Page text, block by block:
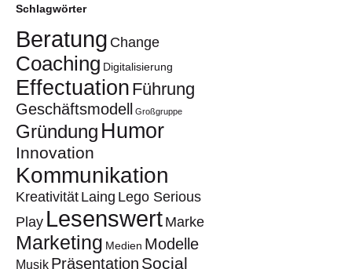
Schlagwörter
Beratung Change
Coaching Digitalisierung
Effectuation Führung
Geschäftsmodell Großgruppe
Gründung Humor
Innovation
Kommunikation
KreativitätLaing Lego Serious
Play LesenswertMarke
Marketing Medien Modelle
Musik Präsentation Social